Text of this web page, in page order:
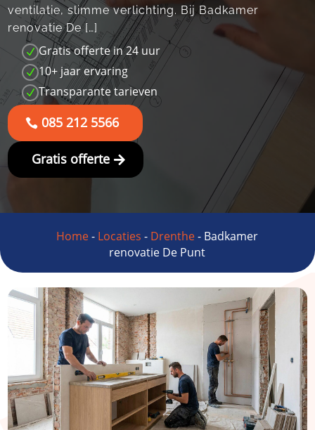
ventilatie, slimme verlichting. Bij Badkamer
renovatie De […]
N Gratis offerte in 24 uur
N 10+ jaar ervaring
N Transparante tarieven
085 212 5566
Gratis offerte
Home- Locaties - Drenthe- Badkamer
renovatie De Punt